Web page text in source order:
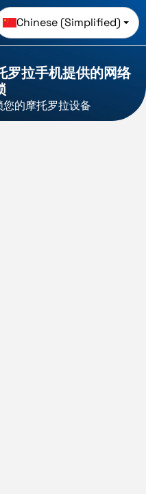
Chinese (Simplified)
拉手机提供的网络
的摩托罗拉设备